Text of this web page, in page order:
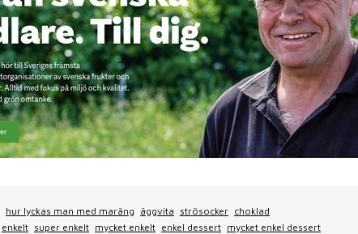
hur lyckas man med maräng äggvita strösocker choklad
enkelt super enkelt mycket enkelt enkel dessert mycket enkel dessert